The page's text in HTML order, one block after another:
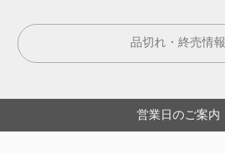
品切れ・終売情報
営業日のご案内